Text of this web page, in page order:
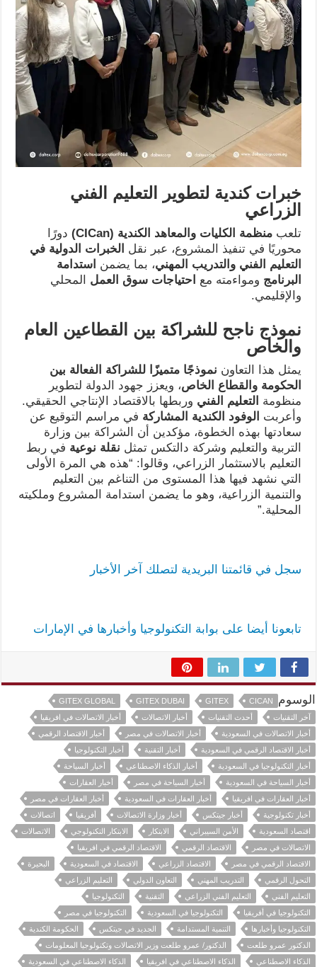
خبرات كندية لتطوير التعليم الفني
الزراعي
تلعب منظمة الكليات والمعاهد الكندية(CICan)
دورًا
محوريًا في تنفيذ المشروع، عبر نقل الخبرات الدولية في
التعليم الفني والتدريب المهني، بما يضمن استدامة
البرنامجومواءمته مع احتياجات سوق العملالمحلي
والإقليمي.
نموذج ناجح للشراكة بين القطاعين العام
والخاص
يمثل هذا التعاون نموذجًا متميزًا للشراكة الفعالة بين
الحكومة والقطاع الخاص، ويعزز جهود الدولة لتطوير
منظومة التعليم الفنيوربطها بالاقتصاد الإنتاجي الحقيقي.
وأعربت الوفود الكندية المشاركةفي مراسم التوقيع عن
سعادتها بهذه الخطوة، مؤكدين أن الشراكة بين وزارة
التربية والتعليم وشركة دالتكس تمثل نقلة نوعيةفي ربط
التعليم بالاستثمار الزراعي، وقالوا: “هذه هي المرة الأولى
التي نشهد فيها هذا المستوى من التناغم بين التعليم
والتنمية الزراعية، وهو ما يضمن استدامة المشروع وملكيته
المحلية.”
سجل في قائمتنا البريدية لتصلك آخر الأخبار
تابعونا أيضا على بوابة التكنولوجيا وأخبارها في الإمارات
الوسوم CICAN
GITEX
GITEX DUBAI
GITEX GLOBAL
آخر التقنيات
أحدث التقنيات أخبار الاتصالات
أخبار الاتصالات في افريقيا
أخبار الاتصالات في السعودية
أخبار الاتصالات في مصر
أخبار الاقتصاد الرقمي
أخبار الاقتصاد الرقمي في السعودية
أخبار التقنية
أخبار التكنولوجيا
أخبار التكنولوجيا في السعودية
أخبار الذكاء الاصطناعي
أخبار السياحة
أخبار السياحة في السعودية
أخبار السياحة في مصر
أخبار العقارات
أخبار العقارات في افريقيا
أخبار العقارات في السعودية
أخبار العقارات في مصر
أخبار تكنولوجية
أخبار جيتكس أخبار وزارة الاتصالات أفريقيا
اتصالات
اقتصاد السعودية
الأمن السيبراني الابتكار الابتكار التكنولوجي
الاتصالات
الاتصالات في مصر
الاقتصاد الرقمي
الاقتصاد الرقمي في افريقيا
الاقتصاد الرقمي في مصر
الاقتصاد الزراعي الاقتصاد في السعودية
البحيرة
التحول الرقمي
التدريب المهني التعاون الدولي
التعليم الزراعي
التعليم الفني
التعليم الفني الزراعي التقنية
التكنولوجيا
التكنولوجيا في أفريقيا
التكنولوجيا في السعودية
التكنولوجيا في مصر
التكنولوجيا وأخبارها
التنمية المستدامة الجديد في جيتكس
الحكومة الكندية
الدكتور عمرو طلعت
الدكتور/ عمرو طلعت وزير الاتصالات وتكنولوجيا المعلومات
الذكاء الاصطناعي
الذكاء الاصطناعي في افريقيا
الذكاء الاصطناعي في السعودية